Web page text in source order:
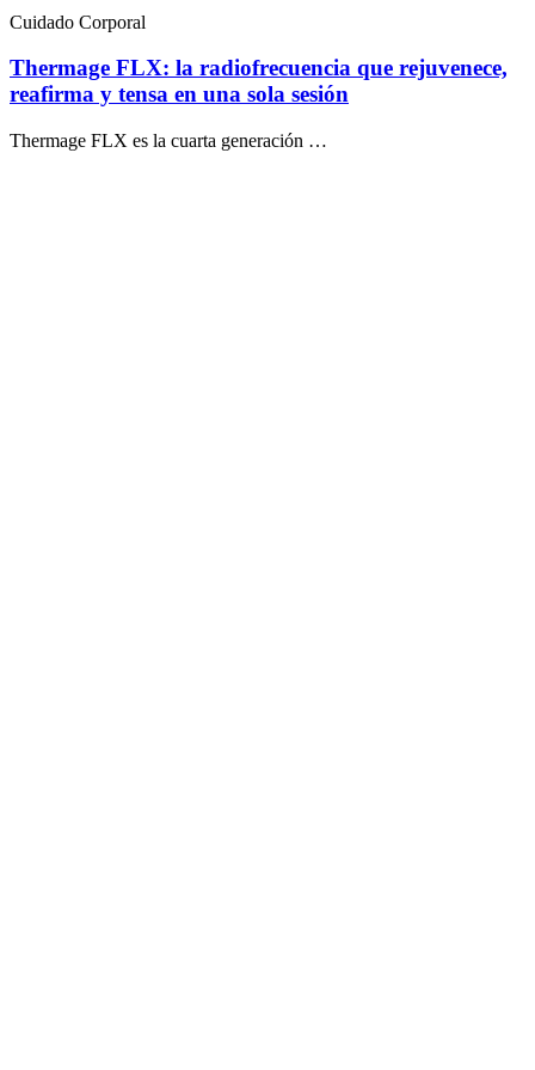
Cuidado Corporal
Thermage FLX: la radiofrecuencia que rejuvenece,
reafirma y tensa en una sola sesión
Thermage FLX es la cuarta generación …